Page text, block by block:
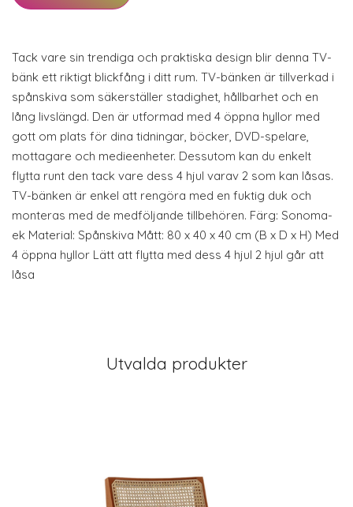
Tack vare sin trendiga och praktiska design blir denna TV-
bänk ett riktigt blickfång i ditt rum. TV-bänken är tillverkad i
spånskiva som säkerställer stadighet, hållbarhet och en
lång livslängd. Den är utformad med 4 öppna hyllor med
gott om plats för dina tidningar, böcker, DVD-spelare,
mottagare och medieenheter. Dessutom kan du enkelt
flytta runt den tack vare dess 4 hjul varav 2 som kan låsas.
TV-bänken är enkel att rengöra med en fuktig duk och
monteras med de medföljande tillbehören. Färg: Sonoma-
ek Material: Spånskiva Mått: 80 x 40 x 40 cm (B x D x H) Med
4 öppna hyllor Lätt att flytta med dess 4 hjul 2 hjul går att
låsa
Utvalda produkter